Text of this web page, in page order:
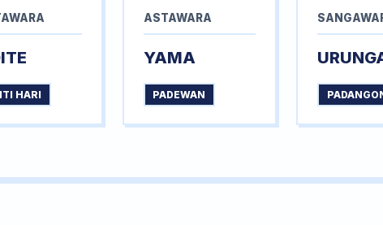
HARI
ASTAWARA
YAMA
PADEWAN